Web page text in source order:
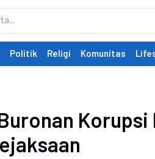
Politik Religi Komunitas
Korupsi